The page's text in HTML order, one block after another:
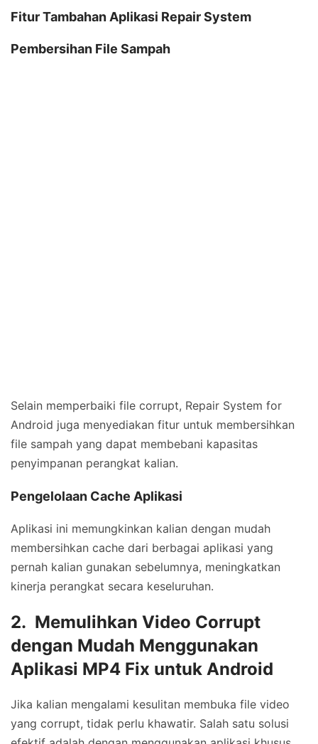
Fitur Tambahan Aplikasi Repair System
Pembersihan File Sampah
Selain memperbaiki file corrupt, Repair System for
Android juga menyediakan fitur untuk membersihkan
file sampah yang dapat membebani kapasitas
penyimpanan perangkat kalian.
Pengelolaan Cache Aplikasi
Aplikasi ini memungkinkan kalian dengan mudah
membersihkan cache dari berbagai aplikasi yang
pernah kalian gunakan sebelumnya, meningkatkan
kinerja perangkat secara keseluruhan.
2. Memulihkan Video Corrupt
dengan Mudah Menggunakan
Aplikasi MP4 Fix untuk Android
Jika kalian mengalami kesulitan membuka file video
yang corrupt, tidak perlu khawatir. Salah satu solusi